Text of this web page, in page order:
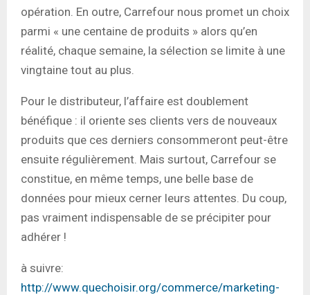
opération. En outre, Carrefour nous promet un choix
parmi « une centaine de produits » alors qu’en
réalité, chaque semaine, la sélection se limite à une
vingtaine tout au plus.
Pour le distributeur, l’affaire est doublement
bénéfique : il oriente ses clients vers de nouveaux
produits que ces derniers consommeront peut-être
ensuite régulièrement. Mais surtout, Carrefour se
constitue, en même temps, une belle base de
données pour mieux cerner leurs attentes. Du coup,
pas vraiment indispensable de se précipiter pour
adhérer !
à suivre:
http://www.quechoisir.org/commerce/marketing-